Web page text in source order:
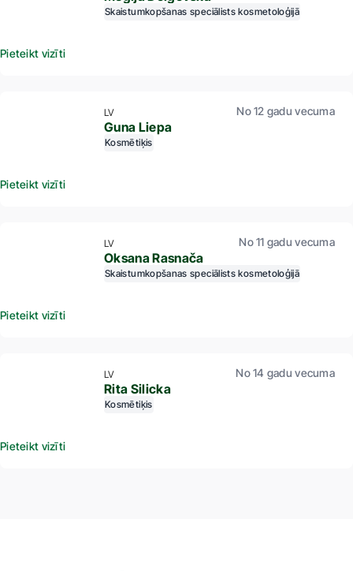
Skaistumkopšanas speciālists kosmetoloģijā
Pieteikt vizīti
LV No 12 gadu vecuma
Guna Liepa
Kosmētiķis
Pieteikt vizīti
LV No 11 gadu vecuma
Oksana Rasnača
Skaistumkopšanas speciālists kosmetoloģijā
Pieteikt vizīti
LV No 14 gadu vecuma
Rita Silicka
Kosmētiķis
Pieteikt vizīti